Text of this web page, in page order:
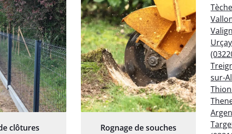
clôtures Rognage de souches
sur-